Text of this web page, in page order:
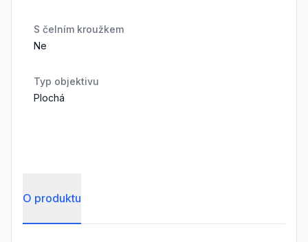
S čelním kroužkem
Ne
Typ objektivu
Plochá
O produktu